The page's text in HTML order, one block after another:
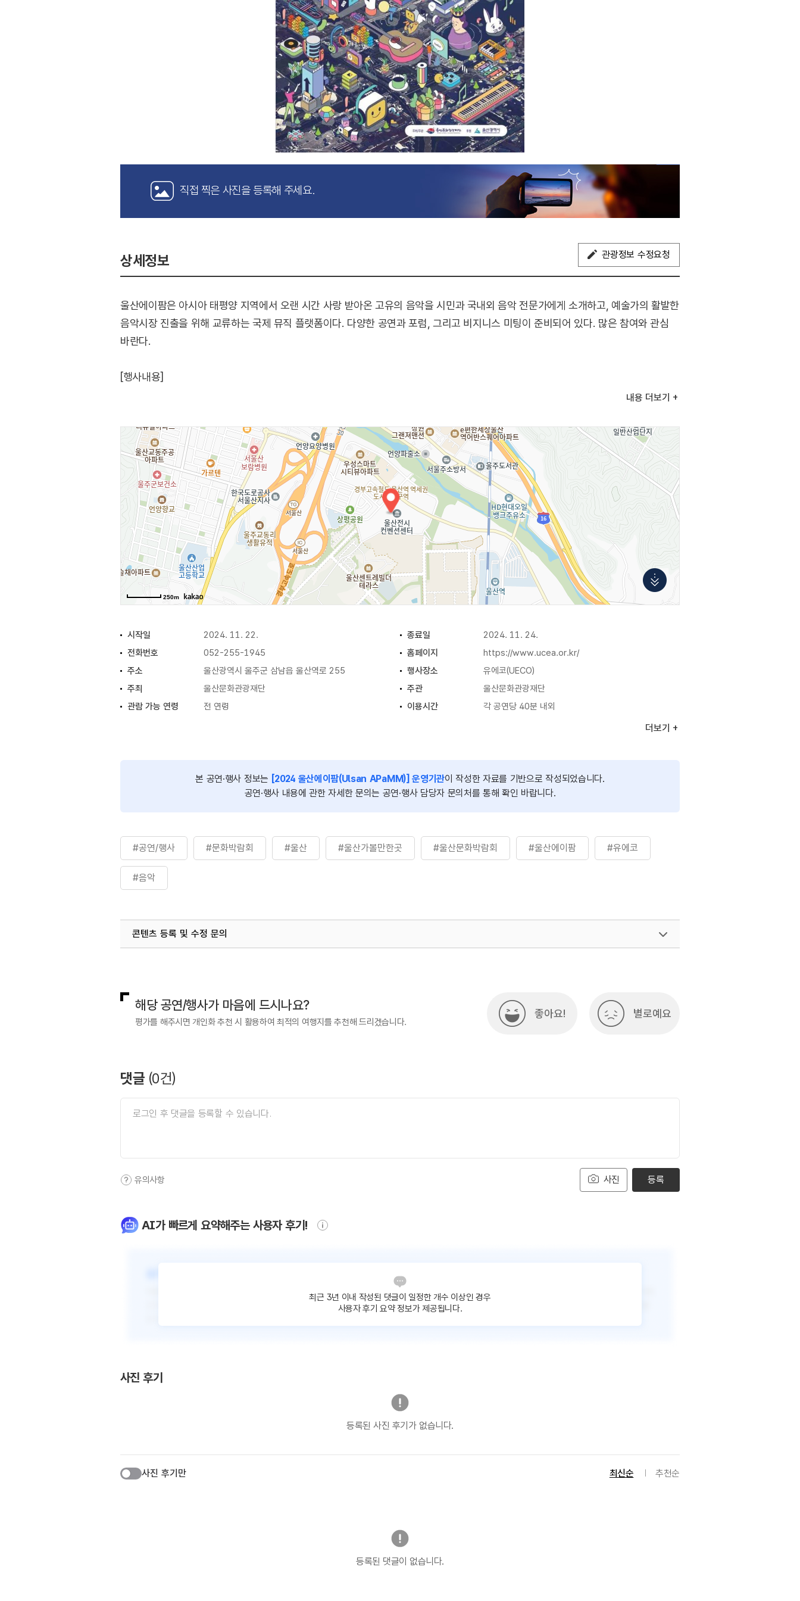
직접 찍은 사진을 등록해 주세요.
상세정보 관광정보 수정요청
울산에이팜은 아시아 태평양 지역에서 오랜 시간 사랑 받아온 고유의 음악을 시민과 국내외 음악 전문가에게 소개하고, 예술가의 활발한
음악시장 진출을 위해 교류하는 국제 뮤직 플랫폼이다. 다양한 공연과 포럼, 그리고 비지니스 미팅이 준비되어 있다. 많은 참여와 관심
바란다.
[행사내용]
- 쇼케이스: 한국적 정체성을 담보하고 있는 국내 유망 공연팀
- 로컬리티: 해외 및 지역(울산)의 로컬 음악을 기반으로 활동 중인 공연팀
○ 포럼: 지역 음악 교류 및 협력을 위한 주제 논의
○ 비즈니스 미팅: 참가자간 교류를 위한 1:1 비즈니스 미팅
[출연]
초이스: 총 3팀(라인업 추후 공개)
쇼케이스: 총 7팀(노은실, 홍성현 아트 컴퍼니, 억스(AUX), 더보이저, 모허, 옴브레스, 사나래)
로컬리티: 총 3팀(지역-이지훈과 치배들, 더에임, 해외-아르카(ARCHA))
내용 더보기
250m
시작일 2024. 11. 22. 종료일
2024. 11. 24.
전화번호
052-255-1945 홈페이지
https://www.ucea.or.kr/
주소
울산광역시 울주군 삼남읍 울산역로 255 행사장소
유에코(UECO)
주최
울산문화관광재단 주관
울산문화관광재단
관람 가능 연령
전 연령 이용시간
각 공연당 40분 내외
더보기
본 공연·행사 정보는 [2024 울산에이팜(Ulsan APaMM)] 운영기관이 작성한 자료를 기반으로 작성되었습니다.
공연·행사 내용에 관한 자세한 문의는 공연·행사 담당자 문의처를 통해 확인 바랍니다.
#공연/행사 #문화박람회 #울산 #울산가볼만한곳 #울산문화박람회 #울산에이팜 #유에코
#음악
콘텐츠 등록 및 수정 문의
해당 공연/행사가 마음에 드시나요?
평가를 해주시면 개인화 추천 시 활용하여 최적의 여행지를 추천해 드리겠습니다.
좋아요! 별로예요
댓글 (0건)
사진
유의사항 등록
AI가 빠르게 요약해주는 사용자 후기!
최근 3년 이내 작성된 댓글이 일정한 개수 이상인 경우
사용자 후기 요약 정보가 제공됩니다.
사진 후기
등록된 사진 후기가 없습니다.
사진 후기만 최신순 추천순
등록된 댓글이 없습니다.